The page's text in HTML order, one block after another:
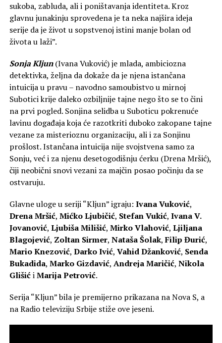
sukoba, zabluda, ali i poništavanja identiteta. Кroz
glavnu junakinju sprovedena je ta neka najšira ideja
serije da je život u sopstvenoj istini manje bolan od
života u laži”.
Sonja Кljun(Ivana Vuković) je mlada, ambiciozna
detektivka, željna da dokaže da je njena istančana
intuicija u pravu – navodno samoubistvo u mirnoj
Subotici krije daleko ozbiljnije tajne nego što se to čini
na prvi pogled. Sonjina selidba u Suboticu pokrenuće
lavinu događaja koja će razotkriti duboko zakopane tajne
vezane za misterioznu organizaciju, ali i za Sonjinu
prošlost. Istančana intuicija nije svojstvena samo za
Sonju, već i za njenu desetogodišnju ćerku (Drena Mršić),
čiji neobični snovi vezani za majčin posao počinju da se
ostvaruju.
Glavne uloge u seriji “Kljun” igraju: Ivana Vuković,
Drena Mršić, Mićko Ljubičić, Stefan Vukić, Ivana V.
Jovanović, Ljubiša Milišić, Mirko Vlahović, Ljiljana
Blagojević, Zoltan Sirmer, Nataša Šolak,Filip Đurić,
Mario Кnezović, Darko Ivić, Vahid Džanković, Senda
Bukadida, Marko Gizdavić, Andreja Maričić, Nikola
GlišićiMarija Petrović.
Serija “Kljun” bila je premijerno prikazana na Nova S, a
na Radio televiziju Srbije stiže ove jeseni.